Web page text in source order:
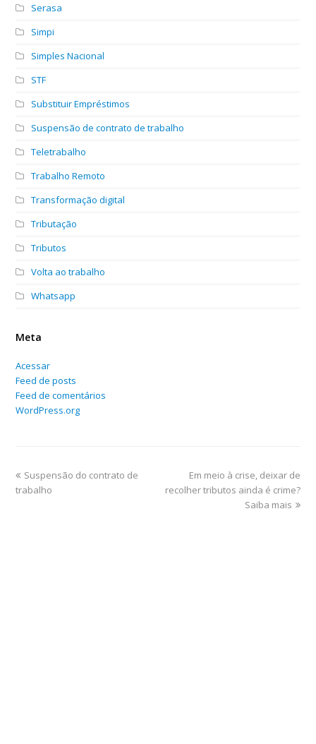
Serasa
Simpi
Simples Nacional
STF
Substituir Empréstimos
Suspensão de contrato de trabalho
Teletrabalho
Trabalho Remoto
Transformação digital
Tributação
Tributos
Volta ao trabalho
Whatsapp
Meta
Acessar
Feed de posts
Feed de comentários
WordPress.org
Suspensão do contrato de
trabalho
Em meio à crise, deixar de
recolher tributos ainda é crime?
Saiba mais